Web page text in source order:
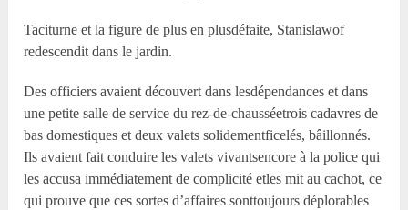
Taciturne et la figure de plus en plusdéfaite, Stanislawof
redescendit dans le jardin.
Des officiers avaient découvert dans lesdépendances et dans
une petite salle de service du rez-de-chausséetrois cadavres de
bas domestiques et deux valets solidementficelés, bâillonnés.
Ils avaient fait conduire les valets vivantsencore à la police qui
les accusa immédiatement de complicité etles mit au cachot, ce
qui prouve que ces sortes d’affaires sonttoujours déplorables